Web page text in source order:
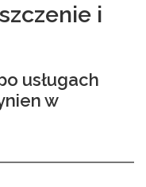
i
usługach
w